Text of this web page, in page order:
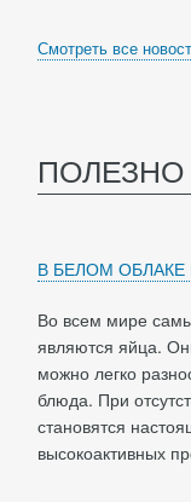
Смотреть все
ПОЛЕЗНО
В БЕЛОМ
Во всем мире
являются яйца.
можно легко
блюда. При
становятся
высокоактивных